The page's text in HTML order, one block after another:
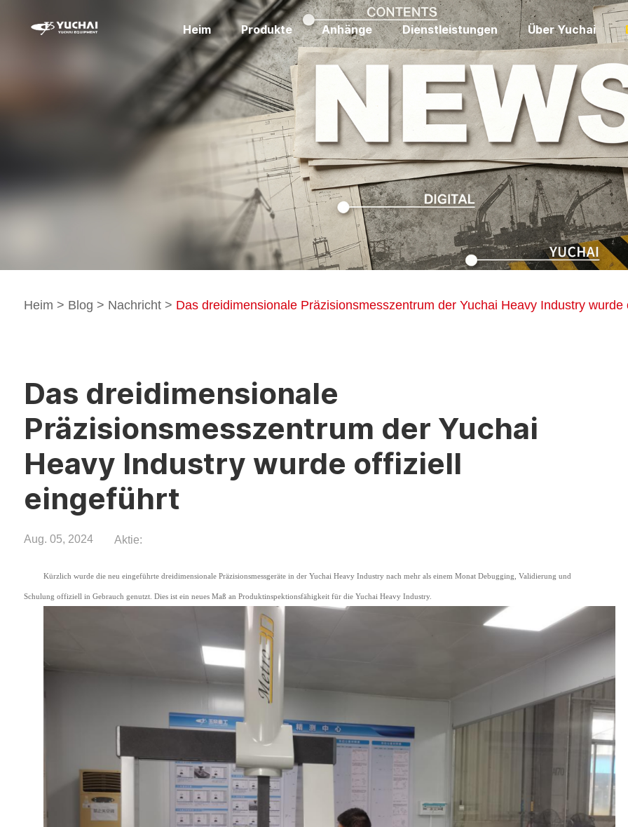
Heim Produkte Anhänge Dienstleistungen Über Yuchai
Heim > Blog > Nachricht> Das dreidimensionale Präzisionsmesszentrum der Yuchai Heavy Industry wurde
Das dreidimensionale
Präzisionsmesszentrum der Yuchai
Heavy Industry wurde offiziell
eingeführt
Aug. 05, 2024 Aktie:
Kürzlich wurde die neu eingeführte dreidimensionale Präzisionsmessgeräte in der Yuchai Heavy Industry nach mehr als einem Monat Debugging, Validierung und
Schulung offiziell in Gebrauch genutzt. Dies ist ein neues Maß an Produktinspektionsfähigkeit für die Yuchai Heavy Industry.